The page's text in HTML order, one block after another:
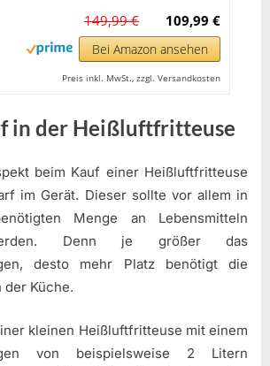
109,99 €
149,99 €
Bei Amazon ansehen
Preis inkl. MwSt., zzgl. Versandkosten
in der Heißluftfritteuse
beim Kauf einer Heißluftfritteuse
im Gerät. Dieser sollte vor allem in
Menge an Lebensmitteln
Denn je größer das
desto mehr Platz benötigt die
der Küche.
kleinen Heißluftfritteuse mit einem
von beispielsweise 2 Litern